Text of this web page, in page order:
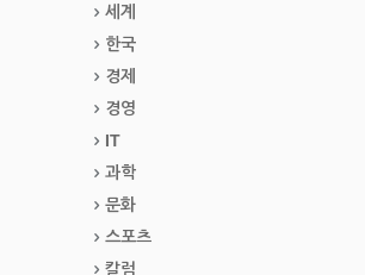
세계
한국
경제
경영
IT
과학
문화
스포츠
칼럼